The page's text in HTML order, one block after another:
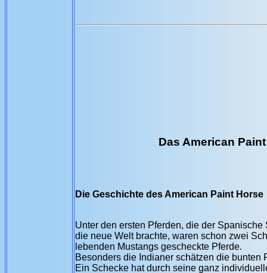
Das American
Die Geschichte des American Paint Horse
Unter den ersten Pferden, die der
die neue Welt brachte, waren schon zwei
lebenden Mustangs gescheckte Pferde.
Besonders die Indianer schätzen die
Ein Schecke hat durch seine ganz